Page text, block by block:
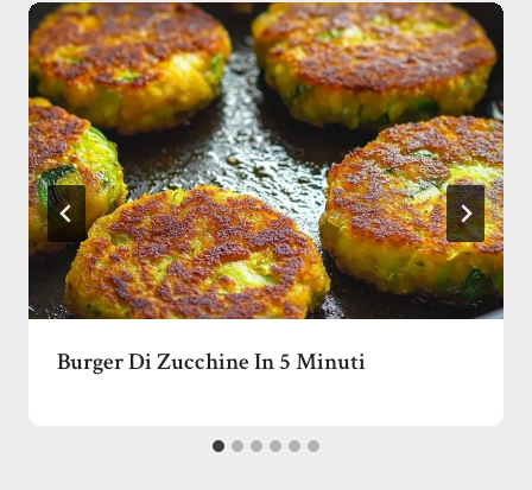
Burger Di Zucchine In 5 Minuti